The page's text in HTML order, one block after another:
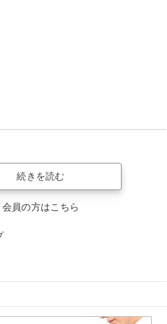
続きを読む
会員の方はこちら